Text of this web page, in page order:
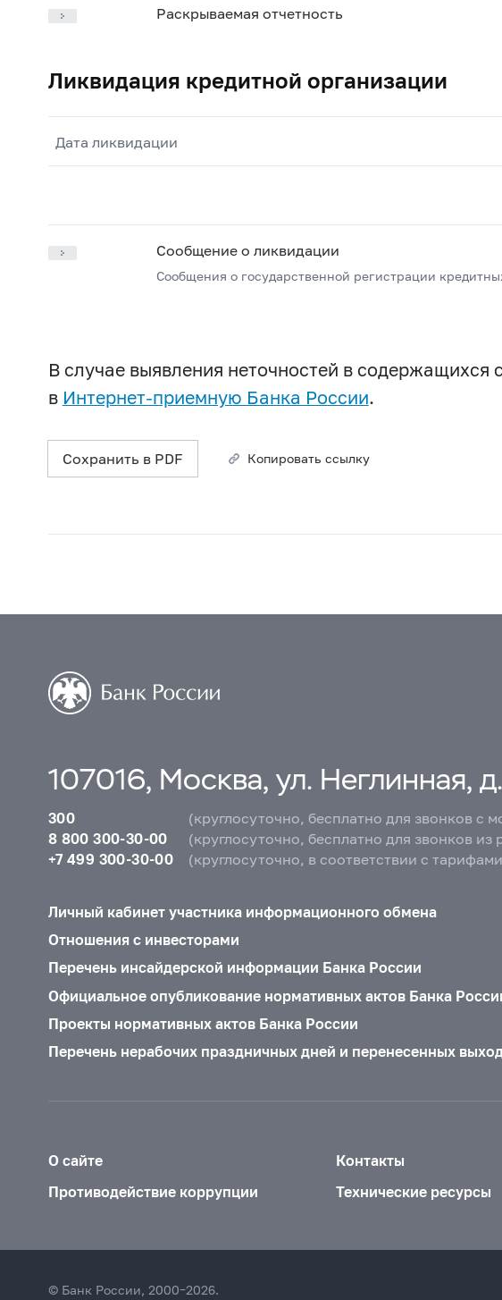
Раскрываемая отчетность
Ликвидация кредитной организации
Дата ликвидации
Сообщение о ликвидации
Сообщения о государственной регистрации
В случае выявления неточностей в
в Интернет-приемную Банка России.
Сохранить в PDF Копировать ссылку
107016, Москва, ул. Неглинная,
300
(круглосуточно, бесплатно для звонков с
8 800 300-30-00
(круглосуточно, бесплатно для звонков из
+7 499 300-30-00
(круглосуточно, в соответствии с
Личный кабинет участника информационного обмена
Отношения с инвесторами
Перечень инсайдерской информации Банка России
Официальное опубликование нормативных актов Банка
Проекты нормативных актов Банка России
Перечень нерабочих праздничных дней и перенесенных
О сайте
Контакты
Противодействие коррупции
Технические ресурсы
© Банк России, 2000–2026.